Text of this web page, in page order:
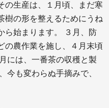
の生産は、１月頃、まだ寒
樹の形を整えるためにうね
ら始まります。 ３月、防
の農作業を施し、４月末頃
には、一番茶の収穫と製
今も変わらぬ手摘みで、